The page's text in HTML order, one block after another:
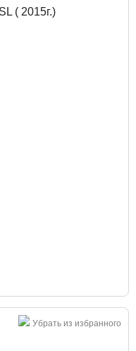
Убрать из избранного